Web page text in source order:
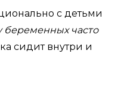
с детьми
беременных часто
сидит внутри и